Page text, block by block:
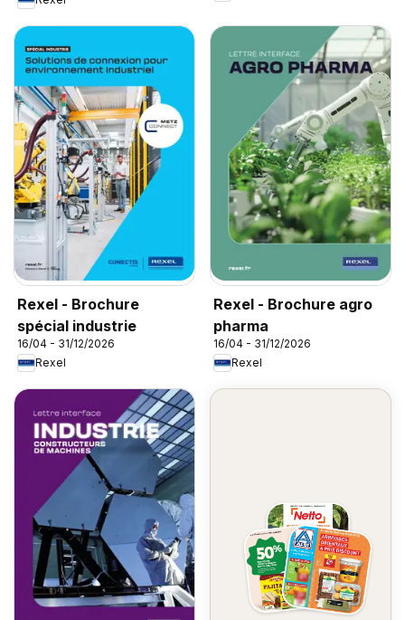
Rexel - Brochure
spécial industrie
16/04 - 31/12/2026
Rexel
Rexel - Brochure agro
pharma
16/04 - 31/12/2026
Rexel